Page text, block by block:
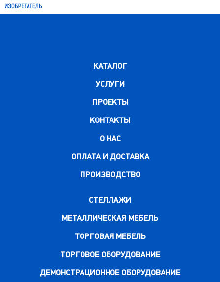
КАТАЛОГ
УСЛУГИ
ПРОЕКТЫ
КОНТАКТЫ
О НАС
ОПЛАТА И ДОСТАВКА
ПРОИЗВОДСТВО
СТЕЛЛАЖИ
МЕТАЛЛИЧЕСКАЯ МЕБЕЛЬ
ТОРГОВАЯ МЕБЕЛЬ
ТОРГОВОЕ ОБОРУДОВАНИЕ
ДЕМОНСТРАЦИОННОЕ ОБОРУДОВАНИЕ